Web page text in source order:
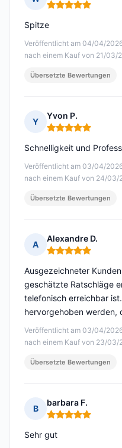
Hinweis: 5 von 5
Veröffentlicht am 04/04/
nach einem Kauf von 21/03/
Spitze
Übersetzte Bewertungen
Y
Yvon P.
Hinweis: 5 von 5
Veröffentlicht am 03/04/
nach einem Kauf von 24/03/
Schnelligkeit und
Übersetzte Bewertungen
A
Alexandre D.
Hinweis: 5 von 5
Veröffentlicht am 03/04/
nach einem Kauf von 23/03/
Ausgezeichneter
geschätzte Ratschläge
telefonisch erreichbar
hervorgehoben werden,
Übersetzte Bewertungen
B
barbara F.
Hinweis: 5 von 5
Sehr gut